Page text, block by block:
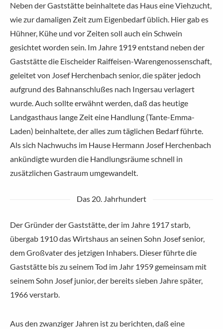
Neben der Gaststätte beinhaltete das Haus eine Viehzucht,
wie zur damaligen Zeit zum Eigenbedarf üblich. Hier gab es
Hühner, Kühe und vor Zeiten soll auch ein Schwein
gesichtet worden sein. Im Jahre 1919 entstand neben der
Gaststätte die Eischeider Raiffeisen-Warengenossenschaft,
geleitet von Josef Herchenbach senior, die später jedoch
aufgrund des Bahnanschlußes nach Ingersau verlagert
wurde. Auch sollte erwähnt werden, daß das heutige
Landgasthaus lange Zeit eine Handlung (Tante-Emma-
Laden) beinhaltete, der alles zum täglichen Bedarf führte.
Als sich Nachwuchs im Hause Hermann Josef Herchenbach
ankündigte wurden die Handlungsräume schnell in
zusätzlichen Gastraum umgewandelt.
Das 20. Jahrhundert
Der Gründer der Gaststätte, der im Jahre 1917 starb,
übergab 1910 das Wirtshaus an seinen Sohn Josef senior,
dem Großvater des jetzigen Inhabers. Dieser führte die
Gaststätte bis zu seinem Tod im Jahr 1959 gemeinsam mit
seinem Sohn Josef junior, der bereits sieben Jahre später,
1966 verstarb.
Aus den zwanziger Jahren ist zu berichten, daß eine